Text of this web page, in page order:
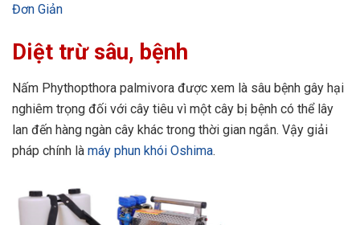
Đơn Giản
Diệt trừ sâu, bệnh
Nấm Phythopthora palmivora được xem là sâu bệnh gây hại
nghiêm trọng đối với cây tiêu vì một cây bị bệnh có thể lây
lan đến hàng ngàn cây khác trong thời gian ngắn. Vậy giải
pháp chính là máy phun khói Oshima.